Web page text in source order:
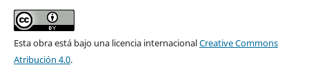
Esta obra está bajo una licencia internacionalCreative Commons
Atribución 4.0.